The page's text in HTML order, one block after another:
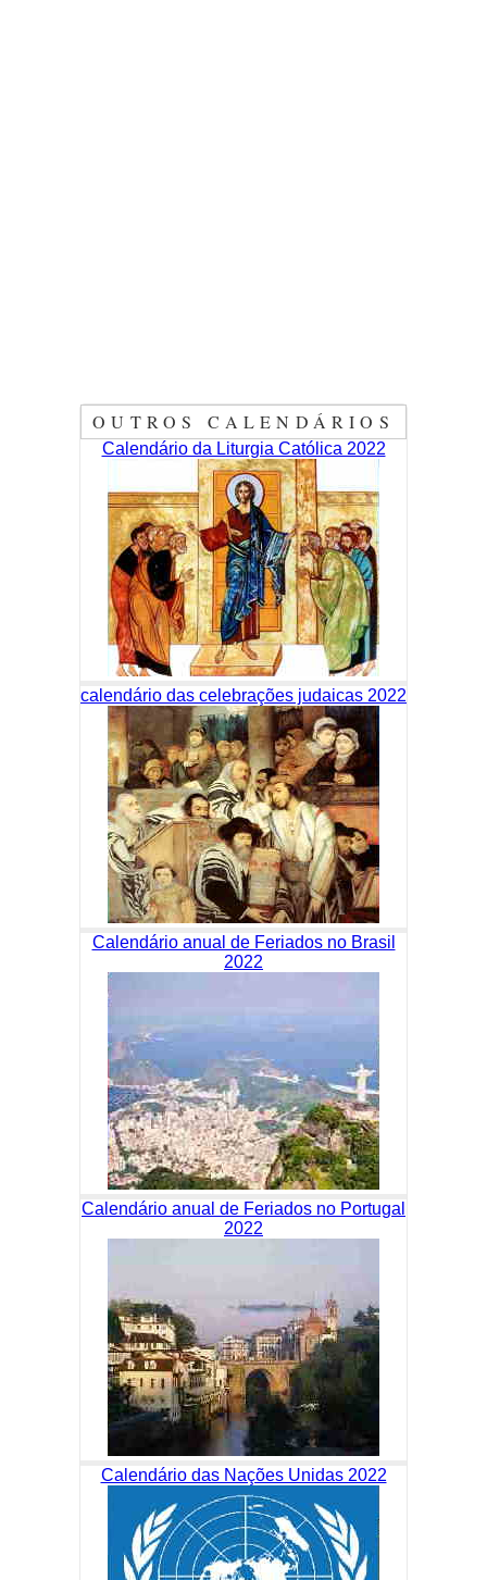
OUTROS CALENDÁRIOS
Calendário da Liturgia Católica 2022
calendário das celebrações judaicas 2022
Calendário anual de Feriados no Brasil
2022
Calendário anual de Feriados no Portugal
2022
Calendário das Nações Unidas 2022